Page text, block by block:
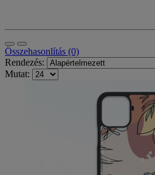
Összehasonlítás (0)
Rendezés:
Mutat: